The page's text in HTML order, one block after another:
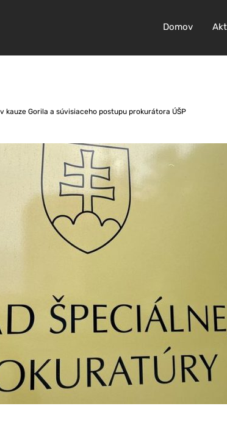
Domov
kauze Gorila a súvisiaceho postupu prokurátora ÚŠP